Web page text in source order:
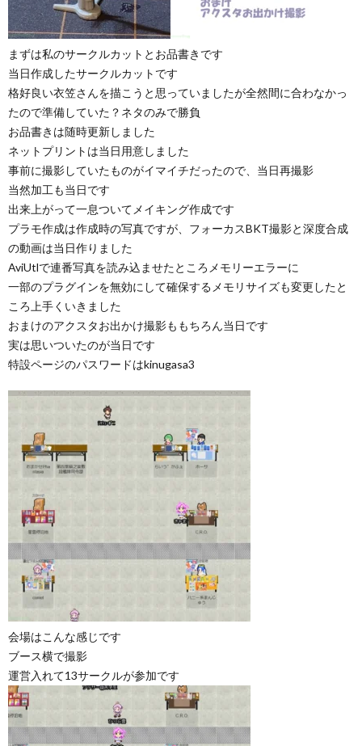
まずは私のサークルカットとお品書きです
当日作成したサークルカットです
格好良い衣笠さんを描こうと思っていましたが全然間に合わなかっ
たので準備していた？ネタのみで勝負
お品書きは随時更新しました
ネットプリントは当日用意しました
事前に撮影していたものがイマイチだったので、当日再撮影
当然加工も当日です
出来上がって一息ついてメイキング作成です
プラモ作成は作成時の写真ですが、フォーカスBKT撮影と深度合成
の動画は当日作りました
AviUtlで連番写真を読み込ませたところメモリーエラーに
一部のプラグインを無効にして確保するメモリサイズも変更したと
ころ上手くいきました
おまけのアクスタお出かけ撮影ももちろん当日です
実は思いついたのが当日です
特設ページのパスワードはkinugasa3
会場はこんな感じです
ブース横で撮影
運営入れて13サークルが参加です